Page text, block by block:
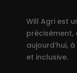
Will Agri est
précisément,
aujourd’hui,
et inclusive.